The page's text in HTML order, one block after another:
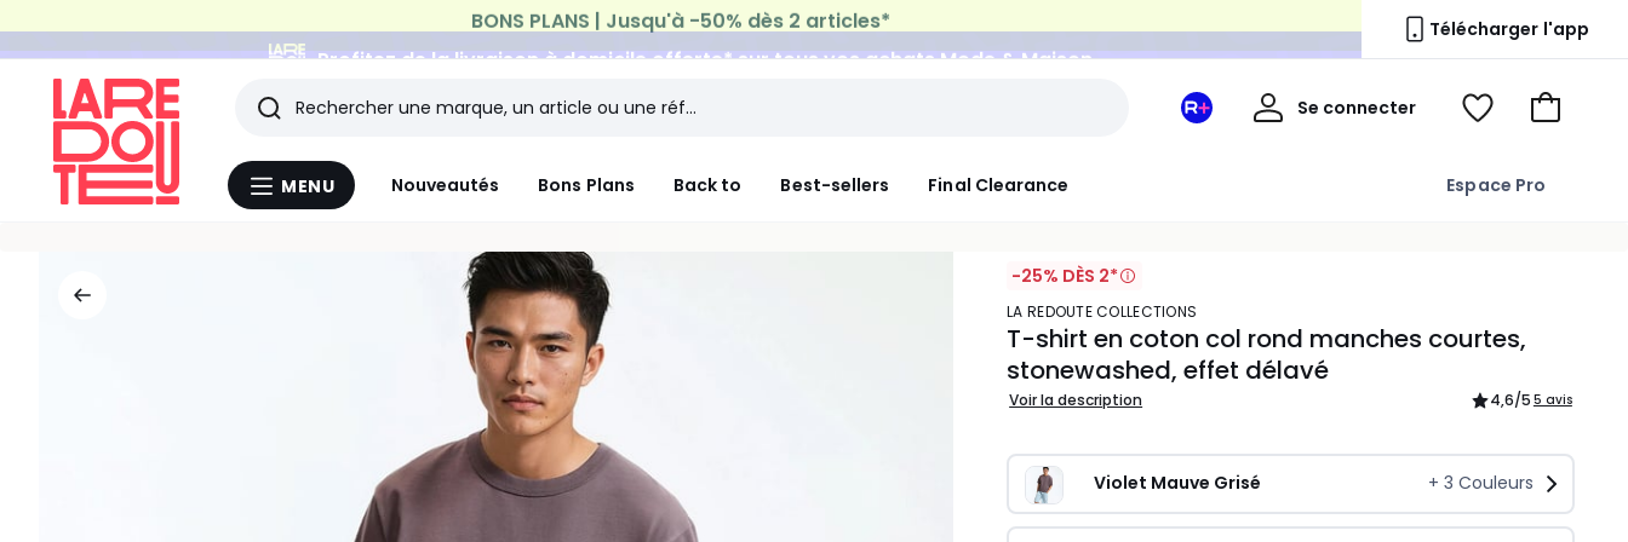
Profitez de la livraison à domicile offerte*sur tous vos achats Mode & Maison Télécharger l'app
Menu
MENU Nouveautés Bons Plans Back to Best-sellers Final Clearance Espace Pro
Rechercher
Les
derniers
Mon
Se connecter
Mon
Voir
Aller
-25% DÈS 2*
LA REDOUTE COLLECTIONS
T-shirt en coton col rond manches courtes,
stonewashed, effet délavé
Voir la description 4,6/5 5 avis
Violet Mauve Grisé + 3 Couleurs